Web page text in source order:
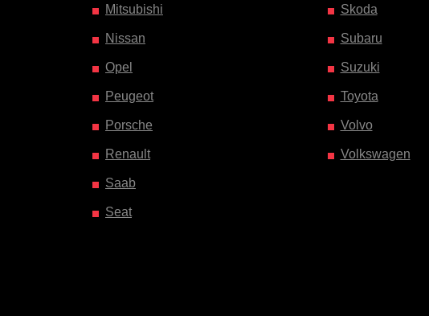
Mitsubishi
Nissan
Opel
Peugeot
Porsche
Renault
Saab
Seat
Skoda
Subaru
Suzuki
Toyota
Volvo
Volkswagen